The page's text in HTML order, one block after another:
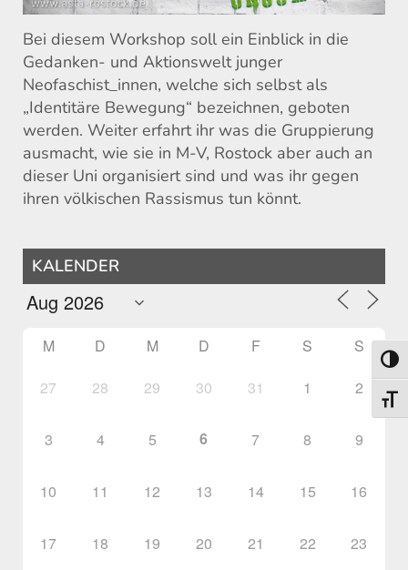
Bei diesem Workshop soll ein Einblick in die
Gedanken- und Aktionswelt junger
Neofaschist_innen, welche sich selbst als
„Identitäre Bewegung“ bezeichnen, geboten
werden. Weiter erfahrt ihr was die Gruppierung
ausmacht, wie sie in M-V, Rostock aber auch an
dieser Uni organisiert sind und was ihr gegen
ihren völkischen Rassismus tun könnt.
KALENDER
M D M D F S S
27 28 29 30 31 1 2
3 4 5 6 7 8 9
10 11 12 13 14 15 16
17 18 19 20 21 22 23